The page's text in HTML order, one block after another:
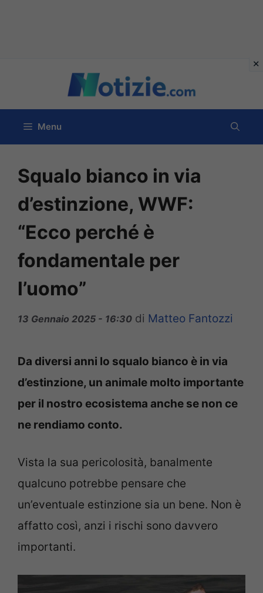
contenuto
Menu
Squalo bianco in via
d’estinzione, WWF:
“Ecco perché è
fondamentale per
l’uomo”
13 Gennaio 2025 - 16:30 di Matteo Fantozzi
Da diversi anni lo squalo bianco è in via
d’estinzione, un animale molto importante
per il nostro ecosistema anche se non ce
ne rendiamo conto.
Vista la sua pericolosità, banalmente
qualcuno potrebbe pensare che
un’eventuale estinzione sia un bene. Non è
affatto così, anzi i rischi sono davvero
importanti.